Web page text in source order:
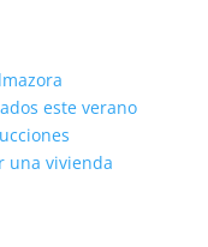
este verano
una vivienda